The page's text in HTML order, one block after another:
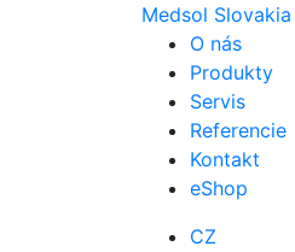
Medsol Slovakia
O nás
Produkty
Servis
Referencie
Kontakt
eShop
CZ